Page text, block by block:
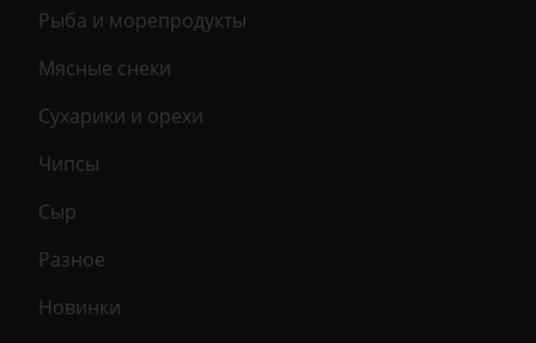
Рыба и морепродукты
Мясные снеки
Сухарики и орехи
Чипсы
Сыр
Разное
Новинки